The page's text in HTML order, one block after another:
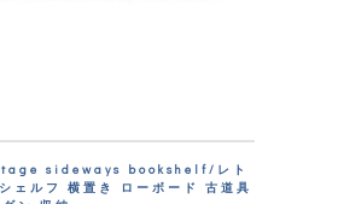
sideways bookshelf/レト
ェルフ 横置き ローボード 古道具